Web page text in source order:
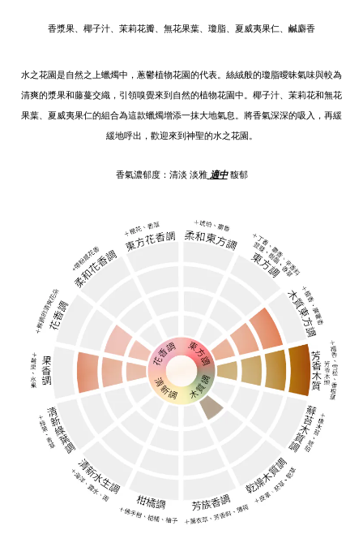
香漿果、椰子汁、茉莉花瓣、無花果葉、瓊脂、夏威夷果仁、鹹麝香
水之花園是自然之上蠟燭中，蔥鬱植物花園的代表。絲絨般的瓊脂曖昧氣味與較為
清爽的漿果和藤蔓交織，引領嗅覺來到自然的植物花園中。椰子汁、茉莉花和無花
果葉、夏威夷果仁的組合為這款蠟燭增添一抹大地氣息。將香氣深深的吸入，再緩
緩地呼出，歡迎來到神聖的水之花園。
香氣濃郁度： 清淡 淡雅 適中 馥郁